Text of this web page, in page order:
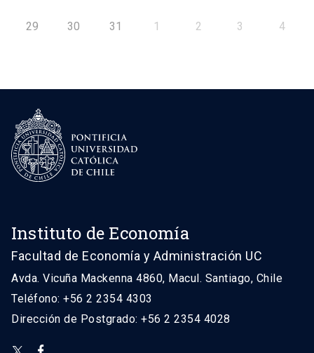
29 30 31 1 2 3 4
Instituto de Economía
Facultad de Economía y Administración UC
Avda. Vicuña Mackenna 4860, Macul. Santiago, Chile
Teléfono: +56 2 2354 4303
Dirección de Postgrado: +56 2 2354 4028